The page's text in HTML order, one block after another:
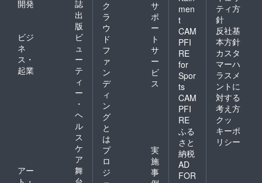
開発
誌
出
版
ビジ
ネ
ス・
起業
ビ
ュ
ー
テ
ィ
ー
・
ヘ
ル
ス
ケ
ア
アー
舞
ク
ラ
ウ
ド
フ
ァ
ン
デ
ィ
ン
グ
と
は
サ
ポ
ー
ト
サ
ー
ビ
ス
プ
ロ
ジ
実
施
事
men
t
CAM
PFI
RE
for
Spor
ts
CAM
PFI
RE
ふる
さと
納税
AD
FOR
ティ方
針
反社基
本方針
カスタ
マーハ
ラスメ
ントに
対する
考え方
クッ
キーポ
リシー